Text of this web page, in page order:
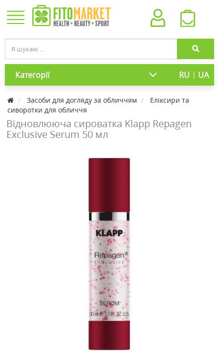
Категорії RU | UA
Засоби для догляду за обличчям
Еліксири та
сиворотки для обличчя
Відновлююча сироватка Klapp Repagen
Exclusive Serum 50 мл